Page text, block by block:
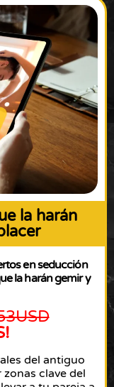
la harán
en seducción
la harán gemir y
del antiguo
clave del